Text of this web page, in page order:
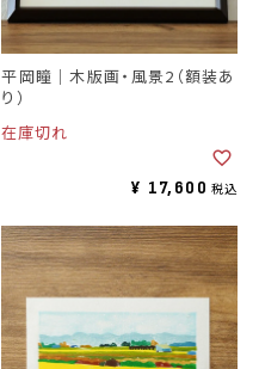
平岡瞳｜木版画・風景2（額装あ
り）
在庫切れ
¥ 17,600 税込